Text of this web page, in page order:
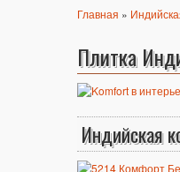
Главная »
Плитка
Индийская